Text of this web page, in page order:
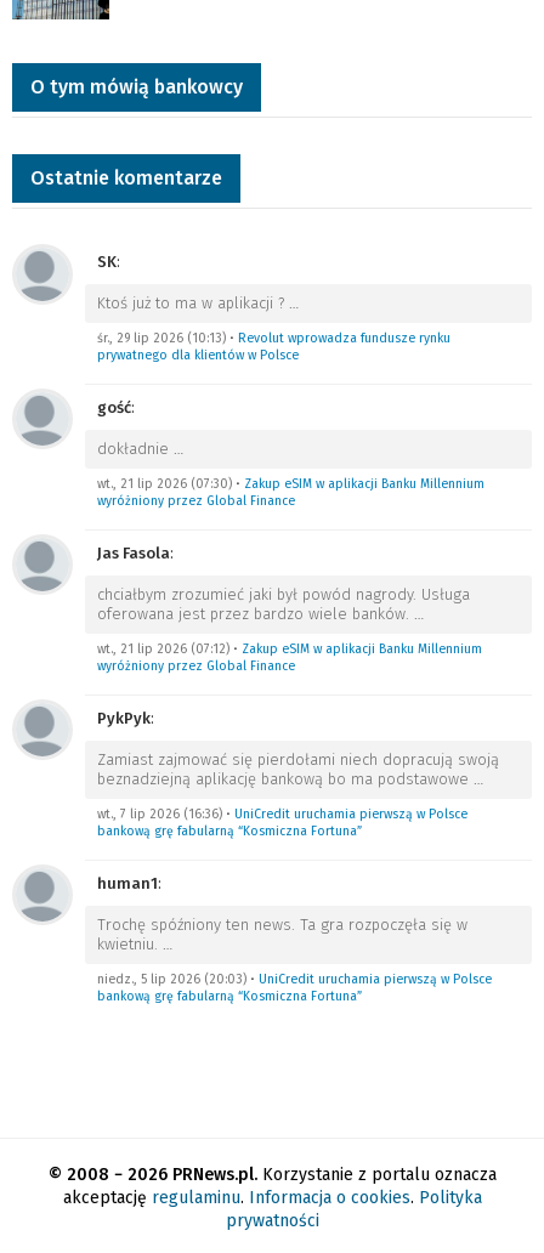
O tym mówią bankowcy
Ostatnie komentarze
SK:
Ktoś już to ma w aplikacji ?
śr., 29 lip 2026 (10:13) • Revolut wprowadza fundusze rynku
prywatnego dla klientów w Polsce
gość:
dokładnie
wt., 21 lip 2026 (07:30) • Zakup eSIM w aplikacji Banku Millennium
wyróżniony przez Global Finance
Jas Fasola:
chciałbym zrozumieć jaki był powód nagrody. Usługa
oferowana jest przez bardzo wiele banków.
wt., 21 lip 2026 (07:12) • Zakup eSIM w aplikacji Banku Millennium
wyróżniony przez Global Finance
PykPyk:
Zamiast zajmować się pierdołami niech dopracują swoją
beznadziejną aplikację bankową bo ma podstawowe
wt., 7 lip 2026 (16:36) • UniCredit uruchamia pierwszą w Polsce
bankową grę fabularną “Kosmiczna Fortuna”
human1:
Trochę spóźniony ten news. Ta gra rozpoczęła się w
kwietniu.
niedz., 5 lip 2026 (20:03) • UniCredit uruchamia pierwszą w Polsce
bankową grę fabularną “Kosmiczna Fortuna”
© 2008 − 2026 PRNews.pl.Korzystanie z portalu oznacza
akceptację regulaminu. Informacja o cookies. Polityka
prywatności